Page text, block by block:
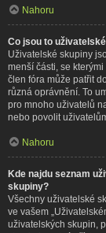
Nahoru
Co jsou to
Uživatelské skupiny
menší části, se
člen fóra může patřit
různá oprávnění. To
pro mnoho uživatelů
nebo povolit
Nahoru
Kde najdu seznam
skupiny?
Všechny uživatelské
ve vašem
uživatelských skupin,